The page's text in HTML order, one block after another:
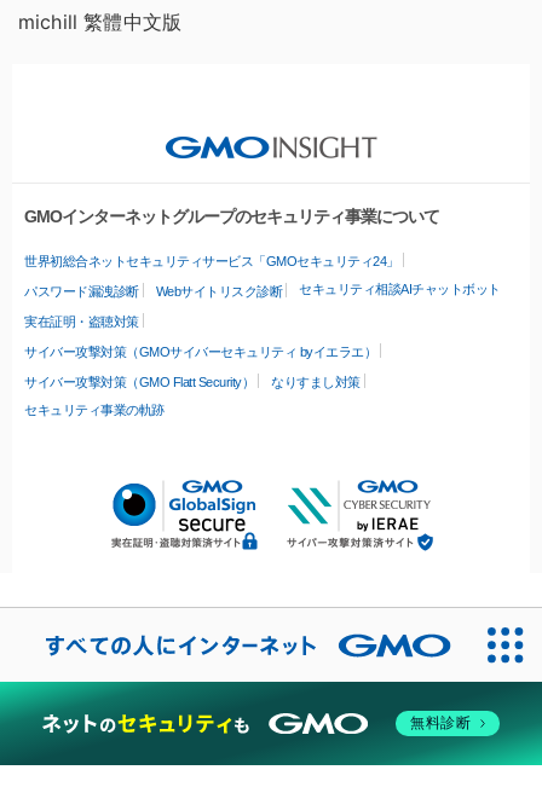
michill 繁體中文版
GMOインターネットグループのセキュリティ事業について
世界初総合ネットセキュリティサービス「GMOセキュリティ24」
パスワード漏洩診断 Webサイトリスク診断 セキュリティ相談AIチャットボット
実在証明・盗聴対策
サイバー攻撃対策（GMOサイバーセキュリティ byイエラエ）
サイバー攻撃対策（GMO Flatt Security）
なりすまし対策
セキュリティ事業の軌跡
無料診断